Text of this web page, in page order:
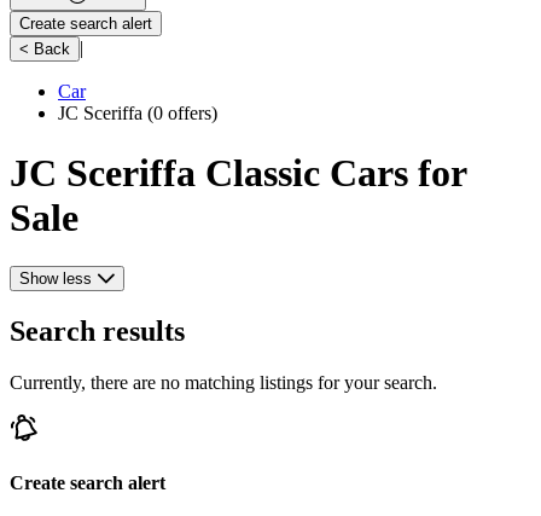
Create search alert
< Back |
Car
JC Sceriffa (0 offers)
JC Sceriffa Classic Cars for
Sale
Show less
Search results
Currently, there are no matching listings for your search.
Create search alert